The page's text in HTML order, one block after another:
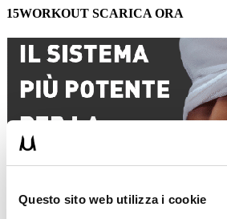
Questo sito web utilizza i cookie
15WORKOUT SCARICA ORA